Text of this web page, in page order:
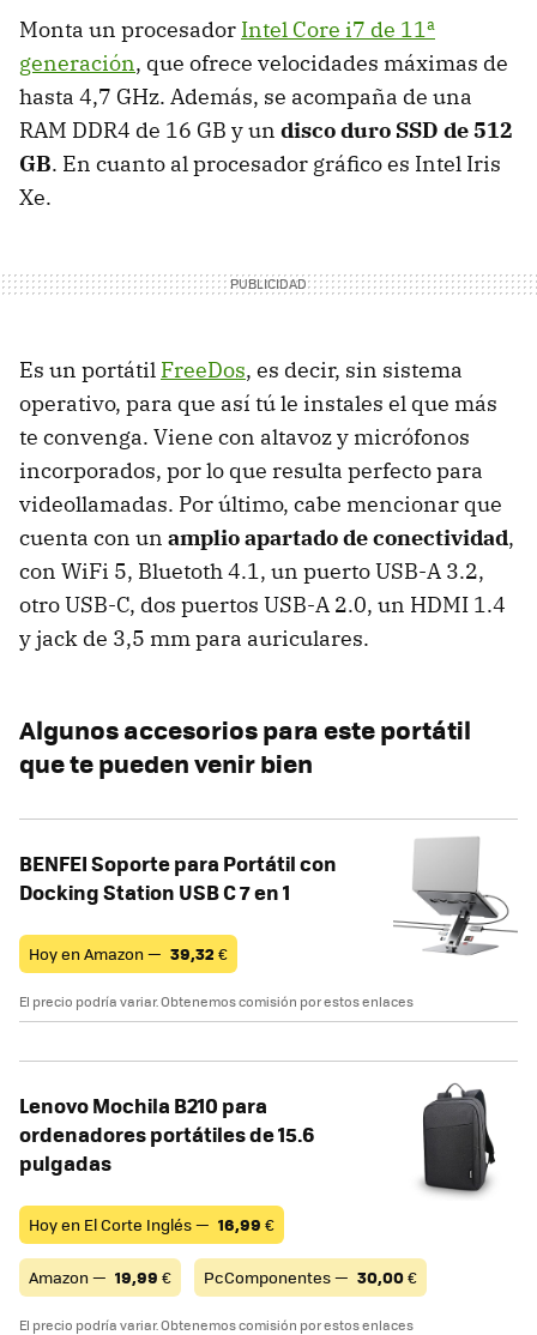
Monta un procesador Intel Core i7 de 11ª
generación, que ofrece velocidades máximas de
hasta 4,7 GHz. Además, se acompaña de una
RAM DDR4 de 16 GB y un disco duro SSD de 512
GB. En cuanto al procesador gráfico es Intel Iris
Xe.
Es un portátil FreeDos, es decir, sin sistema
operativo, para que así tú le instales el que más
te convenga. Viene con altavoz y micrófonos
incorporados, por lo que resulta perfecto para
videollamadas. Por último, cabe mencionar que
cuenta con un amplio apartado de conectividad,
con WiFi 5, Bluetoth 4.1, un puerto USB-A 3.2,
otro USB-C, dos puertos USB-A 2.0, un HDMI 1.4
y jack de 3,5 mm para auriculares.
Algunos accesorios para este portátil
que te pueden venir bien
BENFEI Soporte para Portátil con
Docking Station USB C 7 en 1
Hoy en Amazon — 39,32 €
El precio podría variar. Obtenemos comisión por estos enlaces
Lenovo Mochila B210 para
ordenadores portátiles de 15.6
pulgadas
Hoy en El Corte Inglés — 16,99 €
Amazon — 19,99 € PcComponentes — 30,00€
El precio podría variar. Obtenemos comisión por estos enlaces